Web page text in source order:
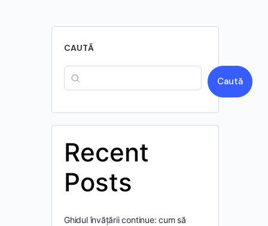
CAUTĂ
Caută
Recent
Posts
Ghidul învățării continue: cum să